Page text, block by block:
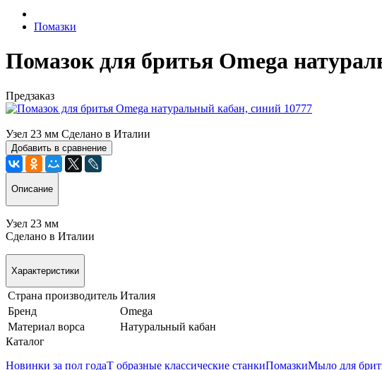
Помазки
Помазок для бритья Omega
Предзаказ
Узел 23 мм Сделано в Италии
Добавить в сравнение
Описание
Узел 23 мм
Сделано в Италии
Характеристики
Страна производитель Италия
Бренд
Omega
Материал ворса
Натуральный кабан
Каталог
Новинки за пол годаТ образные классические станкиПомазкиМыло для